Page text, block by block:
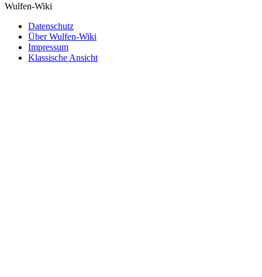
Wulfen-Wiki
Datenschutz
Über Wulfen-Wiki
Impressum
Klassische Ansicht